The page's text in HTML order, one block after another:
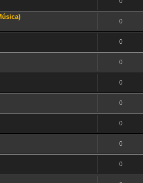
0
0
0
0
0
0
0
0